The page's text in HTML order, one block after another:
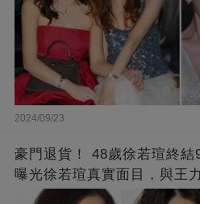
2024/09/23
豪門退貨！ 48歲徐若瑄終結
曝光徐若瑄真實面目，與王
來李靚蕾說的都是真的 ！